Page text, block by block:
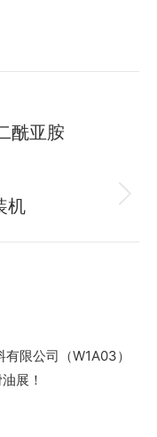
酰亚胺
机
限公司（W1A03）
展！